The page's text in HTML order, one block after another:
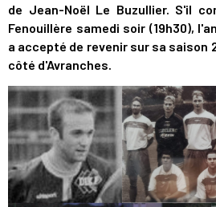
de Jean-Noël Le Buzullier. S'il
Fenouillère samedi soir (19h30),
a accepté de revenir sur sa saison
côté d'Avranches.